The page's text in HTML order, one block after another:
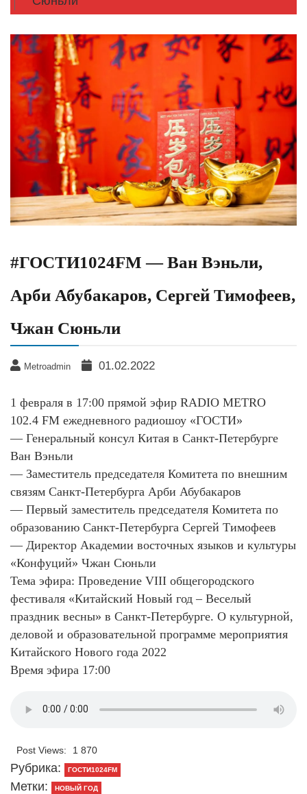
#ГОСТИ1024FM — Ван Вэньли,
Арби Абубакаров, Сергей Тимофеев,
Чжан Сюньли
Metroadmin 01.02.2022
1 февраля в 17:00 прямой эфир RADIO METRO
102.4 FM ежедневного радиошоу «ГОСТИ»
— Генеральный консул Китая в Санкт-Петербурге
Ван Вэньли
— Заместитель председателя Комитета по внешним
связям Санкт‑Петербурга Арби Абубакаров
— Первый заместитель председателя Комитета по
образованию Санкт-Петербурга Сергей Тимофеев
— Директор Академии восточных языков и культуры
«Конфуций» Чжан Сюньли
Тема эфира: Проведение VIII общегородского
фестиваля «Китайский Новый год – Веселый
праздник весны» в Санкт-Петербурге. О культурной,
деловой и образовательной программе мероприятия
Китайского Нового года 2022
Время эфира 17:00
Post Views: 1 870
Рубрика: ГОСТИ1024FM
Метки: НОВЫЙ ГОД